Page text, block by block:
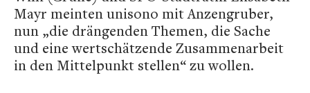
Mayr meinten unisono mit Anzengruber,
nun „die drängenden Themen, die Sache
und eine wertschätzende Zusammenarbeit
in den Mittelpunkt stellen“ zu wollen.